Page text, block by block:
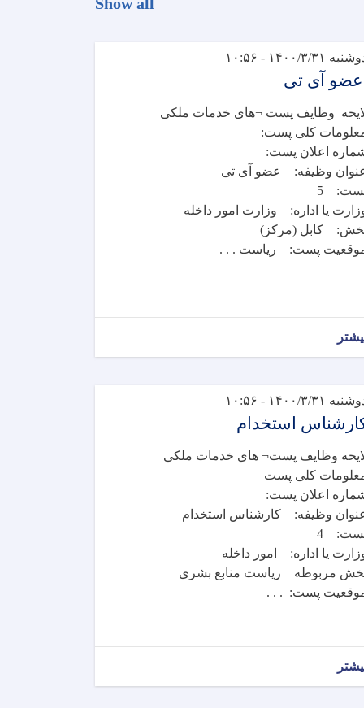
۱۴۰۰/۳/۳۱ - ۱۰:۵۶
آی تی
وظایف پست ¬های خدمات ملکی
کلی پست:
اعلان پست:
وظیفه: عضو آی تی
5
یا اداره: وزارت امور داخله
کابل (مرکز)
پست: ریاست . . .
۱۴۰۰/۳/۳۱ - ۱۰:۵۶
استخدام
وظایف پست¬ های خدمات ملکی
کلی پست
اعلان پست:
وظیفه: کارشناس استخدام
4
یا اداره: امور داخله
مربوطه ریاست منابع بشری
پست: . . .